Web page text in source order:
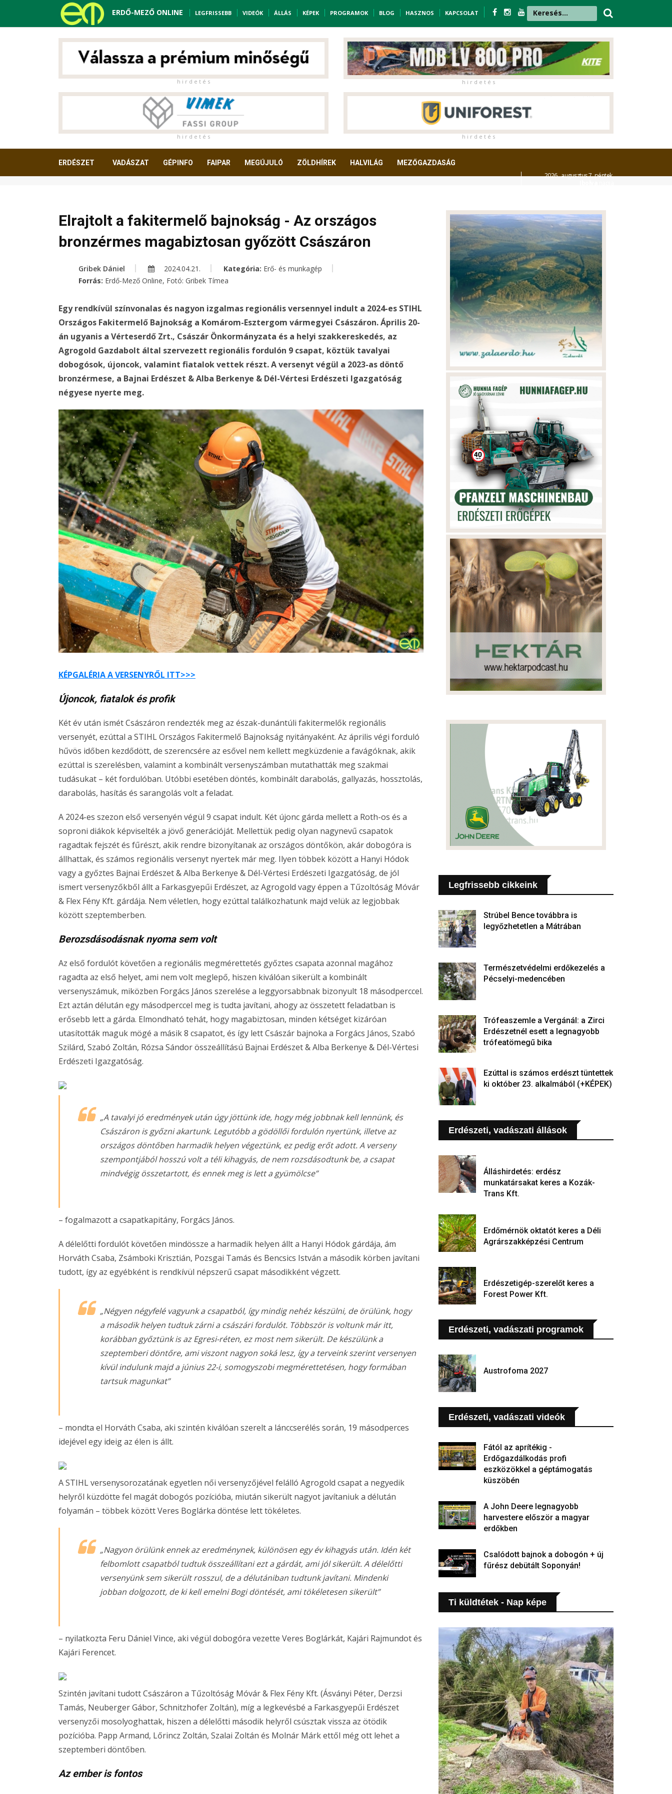
ERDŐ-MEZŐ ONLINE LEGFRISSEBB VIDEÓK ÁLLÁS KÉPEK PROGRAMOK BLOG HASZNOS KAPCSOLAT
h i r d e t é s h i r d e t é s
h i r d e t é s h i r d e t é s
ERDÉSZET VADÁSZAT GÉPINFO FAIPAR MEGÚJULÓ ZÖLDHÍREK HALVILÁG MEZŐGAZDASÁG
2026. augusztus 7. péntek,
Elrajtolt a fakitermelő bajnokság - Az országos
bronzérmes magabiztosan győzött Császáron
Gribek Dániel 2024.04.21. Kategória: Erő- és munkagép
Forrás: Erdő-Mező Online, Fotó: Gribek Tímea
Egy rendkívül színvonalas és nagyon izgalmas regionális versennyel indult a 2024-es STIHL
Országos Fakitermelő Bajnokság a Komárom-Esztergom vármegyei Császáron. Április 20-
án ugyanis a Vérteserdő Zrt., Császár Önkormányzata és a helyi szakkereskedés, az
Agrogold Gazdabolt által szervezett regionális fordulón 9 csapat, köztük tavalyai
dobogósok, újoncok, valamint fiatalok vettek részt. A versenyt végül a 2023-as döntő
bronzérmese, a Bajnai Erdészet & Alba Berkenye & Dél-Vértesi Erdészeti Igazgatóság
négyese nyerte meg.
KÉPGALÉRIA A VERSENYRŐL ITT>>>
Újoncok, fiatalok és profik
Két év után ismét Császáron rendezték meg az észak-dunántúli fakitermelők regionális
versenyét, ezúttal a STIHL Országos Fakitermelő Bajnokság nyitányaként. Az április végi forduló
hűvös időben kezdődött, de szerencsére az esővel nem kellett megküzdenie a favágóknak, akik
ezúttal is szerelésben, valamint a kombinált versenyszámban mutathatták meg szakmai
tudásukat – két fordulóban. Utóbbi esetében döntés, kombinált darabolás, gallyazás, hossztolás,
darabolás, hasítás és sarangolás volt a feladat.
A 2024-es szezon első versenyén végül 9 csapat indult. Két újonc gárda mellett a Roth-os és a
soproni diákok képviselték a jövő generációját. Mellettük pedig olyan nagynevű csapatok
ragadtak fejszét és fűrészt, akik rendre bizonyítanak az országos döntőkön, akár dobogóra is
állhattak, és számos regionális versenyt nyertek már meg. Ilyen többek között a Hanyi Hódok
vagy a győztes Bajnai Erdészet & Alba Berkenye & Dél-Vértesi Erdészeti Igazgatóság, de jól
ismert versenyzőkből állt a Farkasgyepűi Erdészet, az Agrogold vagy éppen a Tűzoltóság Móvár
& Flex Fény Kft. gárdája. Nem véletlen, hogy ezúttal találkozhatunk majd velük az legjobbak
között szeptemberben.
Berozsdásodásnak nyoma sem volt
Az első fordulót követően a regionális megmérettetés győztes csapata azonnal magához
ragadta az első helyet, ami nem volt meglepő, hiszen kiválóan sikerült a kombinált
versenyszámuk, miközben Forgács János szerelése a leggyorsabbnak bizonyult 18 másodperccel.
Ezt aztán délután egy másodperccel meg is tudta javítani, ahogy az összetett feladatban is
erősebb lett a gárda. Elmondható tehát, hogy magabiztosan, minden kétséget kizáróan
utasították maguk mögé a másik 8 csapatot, és így lett Császár bajnoka a Forgács János, Szabó
Szilárd, Szabó Zoltán, Rózsa Sándor összeállítású Bajnai Erdészet & Alba Berkenye & Dél-Vértesi
Erdészeti Igazgatóság.
„A tavalyi jó eredmények után úgy jöttünk ide, hogy még jobbnak kell lennünk, és
Császáron is győzni akartunk. Legutóbb a gödöllői fordulón nyertünk, illetve az
országos döntőben harmadik helyen végeztünk, ez pedig erőt adott. A verseny
szempontjából hosszú volt a téli kihagyás, de nem rozsdásodtunk be, a csapat
mindvégig összetartott, és ennek meg is lett a gyümölcse”
– fogalmazott a csapatkapitány, Forgács János.
A délelőtti fordulót követően mindössze a harmadik helyen állt a Hanyi Hódok gárdája, ám
Horváth Csaba, Zsámboki Krisztián, Pozsgai Tamás és Bencsics István a második körben javítani
tudott, így az egyébként is rendkívül népszerű csapat másodikként végzett.
„Négyen négyfelé vagyunk a csapatból, így mindig nehéz készülni, de örülünk, hogy
a második helyen tudtuk zárni a császári fordulót. Többször is voltunk már itt,
korábban győztünk is az Egresi-réten, ez most nem sikerült. De készülünk a
szeptemberi döntőre, ami viszont nagyon soká lesz, így a terveink szerint versenyen
kívül indulunk majd a június 22-i, somogyszobi megmérettetésen, hogy formában
tartsuk magunkat”
– mondta el Horváth Csaba, aki szintén kiválóan szerelt a lánccserélés során, 19 másodperces
idejével egy ideig az élen is állt.
A STIHL versenysorozatának egyetlen női versenyzőjével felálló Agrogold csapat a negyedik
helyről küzdötte fel magát dobogós pozícióba, miután sikerült nagyot javítaniuk a délután
folyamán – többek között Veres Boglárka döntése lett tökéletes.
„Nagyon örülünk ennek az eredménynek, különösen egy év kihagyás után. Idén két
felbomlott csapatból tudtuk összeállítani ezt a gárdát, ami jól sikerült. A délelőtti
versenyünk sem sikerült rosszul, de a délutániban tudtunk javítani. Mindenki
jobban dolgozott, de ki kell emelni Bogi döntését, ami tökéletesen sikerült”
– nyilatkozta Feru Dániel Vince, aki végül dobogóra vezette Veres Boglárkát, Kajári Rajmundot és
Kajári Ferencet.
Szintén javítani tudott Császáron a Tűzoltóság Móvár & Flex Fény Kft. (Ásványi Péter, Derzsi
Tamás, Neuberger Gábor, Schnitzhofer Zoltán), míg a legkevésbé a Farkasgyepűi Erdészet
versenyzői mosolyoghattak, hiszen a délelőtti második helyről csúsztak vissza az ötödik
pozícióba. Papp Armand, Lőrincz Zoltán, Szalai Zoltán és Molnár Márk ettől még ott lehet a
szeptemberi döntőben.
Az ember is fontos
Legfrissebb cikkeink
Strúbel Bence továbbra is
legyőzhetetlen a Mátrában
Természetvédelmi erdőkezelés a
Pécselyi-medencében
Trófeaszemle a Vergánál: a Zirci
Erdészetnél esett a legnagyobb
trófeatömegű bika
Ezúttal is számos erdészt tüntettek
ki október 23. alkalmából (+KÉPEK)
Erdészeti, vadászati állások
Álláshirdetés: erdész
munkatársakat keres a Kozák-
Trans Kft.
Erdőmérnök oktatót keres a Déli
Agrárszakképzési Centrum
Erdészetigép-szerelőt keres a
Forest Power Kft.
Erdészeti, vadászati programok
Austrofoma 2027
Erdészeti, vadászati videók
Fától az aprítékig -
Erdőgazdálkodás profi
eszközökkel a géptámogatás
küszöbén
A John Deere legnagyobb
harvestere először a magyar
erdőkben
Csalódott bajnok a dobogón + új
fűrész debütált Soponyán!
Ti küldtétek - Nap képe